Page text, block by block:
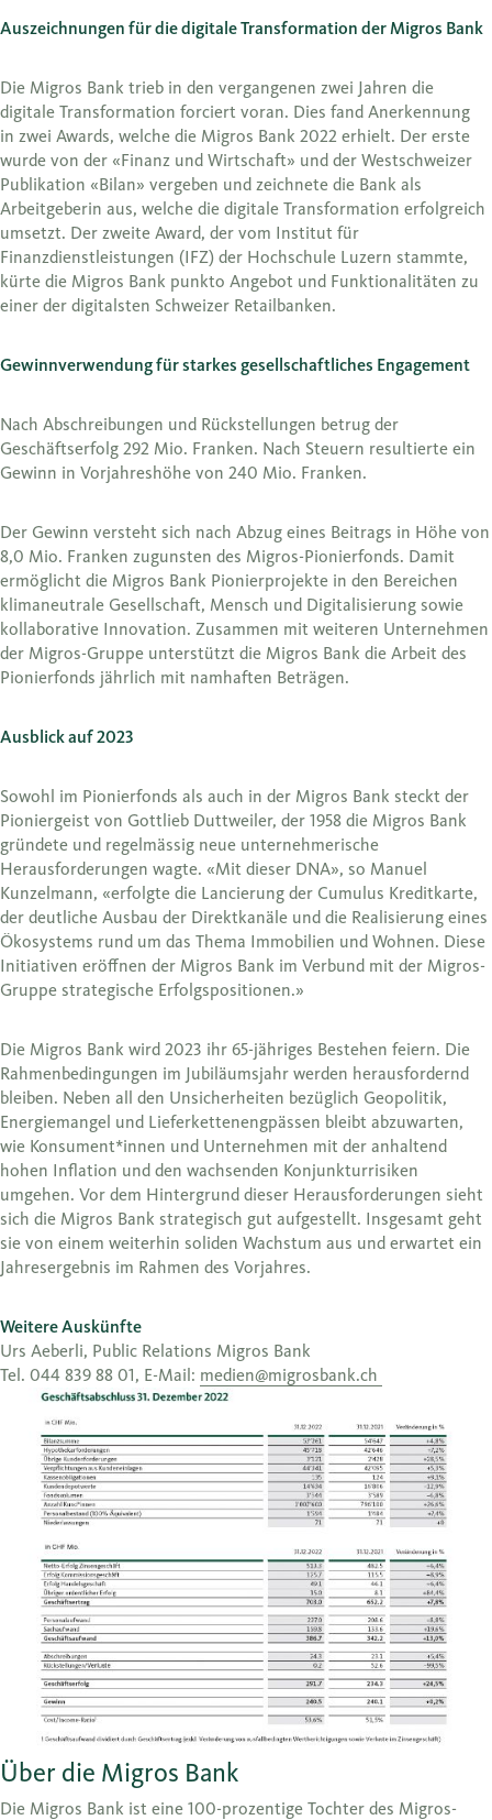
Auszeichnungen für die digitale Transformation der Migros Bank
Die Migros Bank trieb in den vergangenen zwei Jahren die
digitale Transformation forciert voran. Dies fand Anerkennung
in zwei Awards, welche die Migros Bank 2022 erhielt. Der erste
wurde von der «Finanz und Wirtschaft» und der Westschweizer
Publikation «Bilan» vergeben und zeichnete die Bank als
Arbeitgeberin aus, welche die digitale Transformation erfolgreich
umsetzt. Der zweite Award, der vom Institut für
Finanzdienstleistungen (IFZ) der Hochschule Luzern stammte,
kürte die Migros Bank punkto Angebot und Funktionalitäten zu
einer der digitalsten Schweizer Retailbanken.
Gewinnverwendung für starkes gesellschaftliches Engagement
Nach Abschreibungen und Rückstellungen betrug der
Geschäftserfolg 292 Mio. Franken. Nach Steuern resultierte ein
Gewinn in Vorjahreshöhe von 240 Mio. Franken.
Der Gewinn versteht sich nach Abzug eines Beitrags in Höhe von
8,0 Mio. Franken zugunsten des Migros-Pionierfonds. Damit
ermöglicht die Migros Bank Pionierprojekte in den Bereichen
klimaneutrale Gesellschaft, Mensch und Digitalisierung sowie
kollaborative Innovation. Zusammen mit weiteren Unternehmen
der Migros-Gruppe unterstützt die Migros Bank die Arbeit des
Pionierfonds jährlich mit namhaften Beträgen.
Ausblick auf 2023
Sowohl im Pionierfonds als auch in der Migros Bank steckt der
Pioniergeist von Gottlieb Duttweiler, der 1958 die Migros Bank
gründete und regelmässig neue unternehmerische
Herausforderungen wagte. «Mit dieser DNA», so Manuel
Kunzelmann, «erfolgte die Lancierung der Cumulus Kreditkarte,
der deutliche Ausbau der Direktkanäle und die Realisierung eines
Ökosystems rund um das Thema Immobilien und Wohnen. Diese
Initiativen eröffnen der Migros Bank im Verbund mit der Migros-
Gruppe strategische Erfolgspositionen.»
Die Migros Bank wird 2023 ihr 65-jähriges Bestehen feiern. Die
Rahmenbedingungen im Jubiläumsjahr werden herausfordernd
bleiben. Neben all den Unsicherheiten bezüglich Geopolitik,
Energiemangel und Lieferkettenengpässen bleibt abzuwarten,
wie Konsument*innen und Unternehmen mit der anhaltend
hohen Inflation und den wachsenden Konjunkturrisiken
umgehen. Vor dem Hintergrund dieser Herausforderungen sieht
sich die Migros Bank strategisch gut aufgestellt. Insgesamt geht
sie von einem weiterhin soliden Wachstum aus und erwartet ein
Jahresergebnis im Rahmen des Vorjahres.
Weitere Auskünfte
Urs Aeberli, Public Relations Migros Bank
Tel. 044 839 88 01, E-Mail: medien@migrosbank.ch
Über die Migros Bank
Die Migros Bank ist eine 100-prozentige Tochter des Migros-